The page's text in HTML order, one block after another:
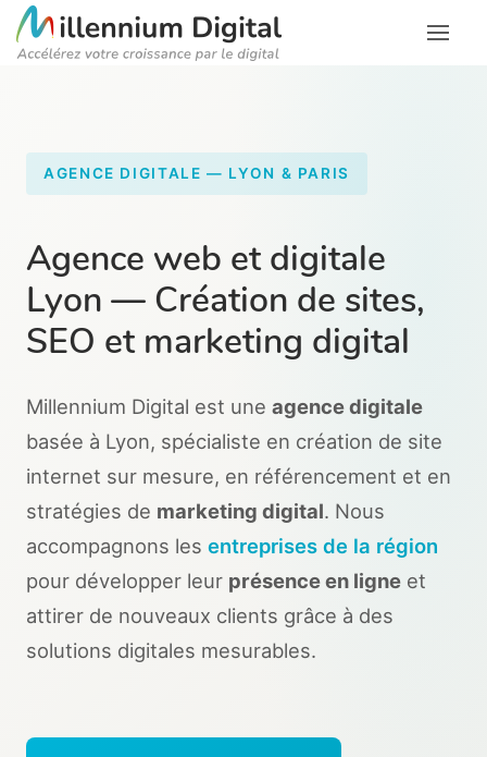
AGENCE DIGITALE — LYON & PARIS
Agence web et digitale
Lyon — Création de sites,
SEO et marketing digital
Millennium Digital est une agence digitale
basée à Lyon, spécialiste en création de site
internet sur mesure, en référencement et en
stratégies de marketing digital. Nous
accompagnons les entreprises de la région
pour développer leur présence en ligne et
attirer de nouveaux clients grâce à des
solutions digitales mesurables.